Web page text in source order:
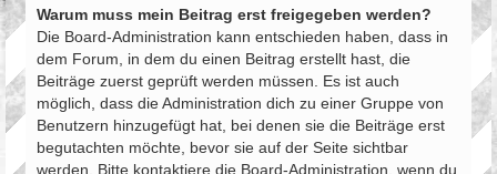
Warum muss mein Beitrag erst freigegeben werden?
Die Board-Administration kann entschieden haben, dass in
dem Forum, in dem du einen Beitrag erstellt hast, die
Beiträge zuerst geprüft werden müssen. Es ist auch
möglich, dass die Administration dich zu einer Gruppe von
Benutzern hinzugefügt hat, bei denen sie die Beiträge erst
begutachten möchte, bevor sie auf der Seite sichtbar
werden. Bitte kontaktiere die Board-Administration, wenn du